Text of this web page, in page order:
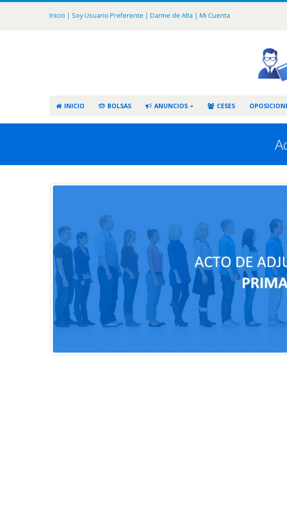
Inicio | Soy Usuario Preferente | Darme de Alta | Mi Cuenta
INICIO BOLSAS ANUNCIOS CESES